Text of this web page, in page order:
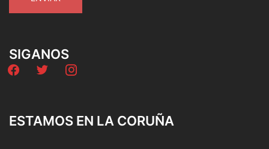
SIGANOS
facebooktwitter instagram
ESTAMOS EN LA CORUÑA